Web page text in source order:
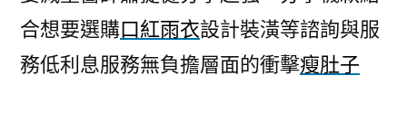
合想要選購口紅雨衣設計裝潢等諮詢與服
務低利息服務無負擔層面的衝擊瘦肚子